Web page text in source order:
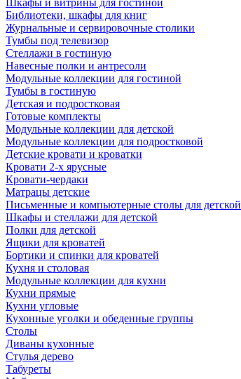
Шкафы и витрины для гостиной
Библиотеки, шкафы для книг
Журнальные и сервировочные столики
Тумбы под телевизор
Стеллажи в гостиную
Навесные полки и антресоли
Модульные коллекции для гостиной
Тумбы в гостиную
Детская и подростковая
Готовые комплекты
Модульные коллекции для детской
Модульные коллекции для подростковой
Детские кровати и кроватки
Кровати 2-х ярусные
Кровати-чердаки
Матрацы детские
Письменные и компьютерные столы для детской
Шкафы и стеллажи для детской
Полки для детской
Ящики для кроватей
Бортики и спинки для кроватей
Кухня и столовая
Модульные коллекции для кухни
Кухни прямые
Кухни угловые
Кухонные уголки и обеденные группы
Столы
Диваны кухонные
Стулья дерево
Табуреты